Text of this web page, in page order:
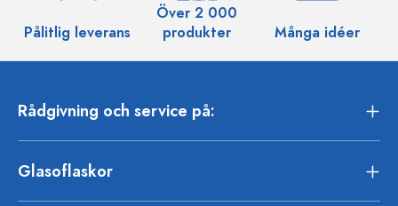
Pålitlig leverans
Över 2 000
produkter
Många idéer
Rådgivning och service på:
Glasoflaskor